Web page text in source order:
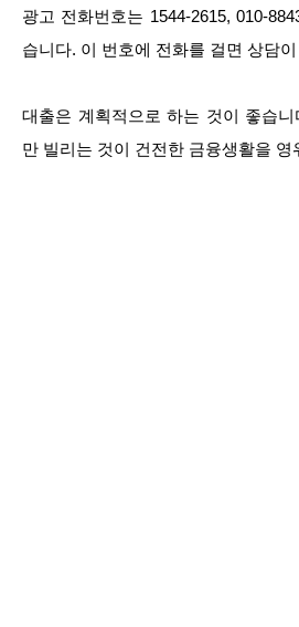
광고 전화번호는 1544-2615, 010-
습니다. 이 번호에 전화를 걸면 상담
대출은 계획적으로 하는 것이 좋습
만 빌리는 것이 건전한 금융생활을 영